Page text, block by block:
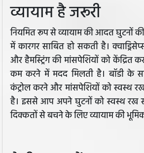
व्यायाम है जरूरी
नियमित रूप से व्यायाम की आदत घुटनों
में कारगर साबित हो सकती है।
और हैमस्ट्रिंग की मांसपेशियों को केंद्रित
कम करने में मदद मिलती है। बॉडी के
कंट्रोल करने और मांसपेशियों को स्वस्थ
है। इससे आप अपने घुटनों को स्वस्थ रख
दिक्कतों से बचने के लिए व्यायाम की